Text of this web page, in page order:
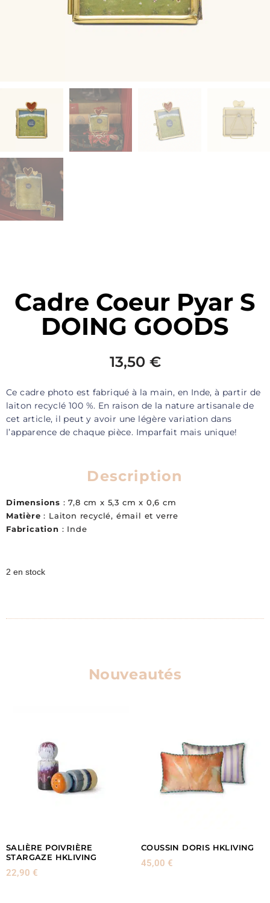
Cadre Coeur Pyar S
DOING GOODS
13,50 €
Ce cadre photo est fabriqué à la main, en Inde, à partir de
laiton recyclé 100 %. En raison de la nature artisanale de
cet article, il peut y avoir une légère variation dans
l’apparence de chaque pièce. Imparfait mais unique!
Description
Dimensions : 7,8 cm x 5,3 cm x 0,6 cm
Matière : Laiton recyclé, émail et verre
Fabrication : Inde
2 en stock
Nouveautés
SALIÈRE POIVRIÈRE
STARGAZE HKLIVING
22,90 €
COUSSIN DORIS HKLIVING
45,00 €